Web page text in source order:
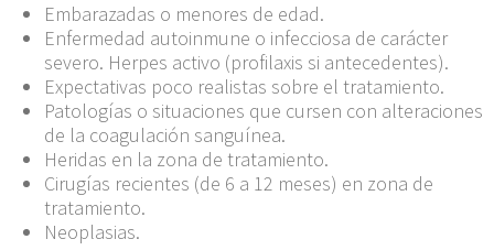
Embarazadas o menores de edad.
Enfermedad autoinmune o infecciosa de carácter
severo. Herpes activo (profilaxis si antecedentes).
Expectativas poco realistas sobre el tratamiento.
Patologías o situaciones que cursen con alteraciones
de la coagulación sanguínea.
Heridas en la zona de tratamiento.
Cirugías recientes (de 6 a 12 meses) en zona de
tratamiento.
Neoplasias.